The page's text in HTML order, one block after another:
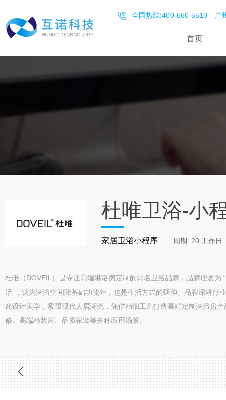
全国热线:400-660-5510 广
首页
杜唯卫浴-小
家居卫浴小程序 周期 :20 工作日
杜唯（DOVEIL）是专注高端淋浴房定制的知名卫浴品牌，品牌理念为
活”，认为淋浴空间除基础功能外，也是生活方式的延伸。品牌深耕行
简设计美学，紧跟现代人居潮流，凭借精细工艺打造高端定制淋浴房
修、高端精装房、品质家装等多种应用场景。